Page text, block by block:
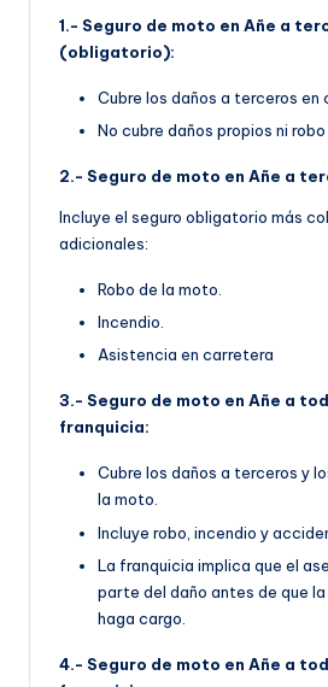
1.- Seguro de moto en Añe a
(obligatorio):
Cubre los daños a terceros en
No cubre daños propios ni
2.- Seguro de moto en Añe a
Incluye el seguro obligatorio más
adicionales:
Robo de la moto.
Incendio.
Asistencia en carretera
3.- Seguro de moto en Añe a
franquicia:
Cubre los daños a terceros y
la moto.
Incluye robo, incendio y
La franquicia implica que el
parte del daño antes de que
haga cargo.
4.- Seguro de moto en Añe a